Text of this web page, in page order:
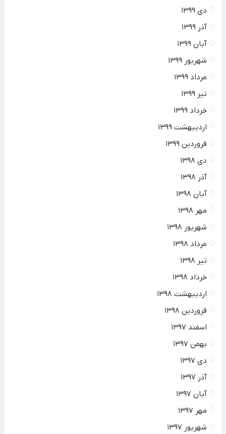
دی ۱۳۹۹
آذر ۱۳۹۹
آبان ۱۳۹۹
شهریور ۱۳۹۹
مرداد ۱۳۹۹
تیر ۱۳۹۹
خرداد ۱۳۹۹
اردیبهشت ۱۳۹۹
فروردین ۱۳۹۹
دی ۱۳۹۸
آذر ۱۳۹۸
آبان ۱۳۹۸
مهر ۱۳۹۸
شهریور ۱۳۹۸
مرداد ۱۳۹۸
تیر ۱۳۹۸
خرداد ۱۳۹۸
اردیبهشت ۱۳۹۸
فروردین ۱۳۹۸
اسفند ۱۳۹۷
بهمن ۱۳۹۷
دی ۱۳۹۷
آذر ۱۳۹۷
آبان ۱۳۹۷
مهر ۱۳۹۷
شهریور ۱۳۹۷